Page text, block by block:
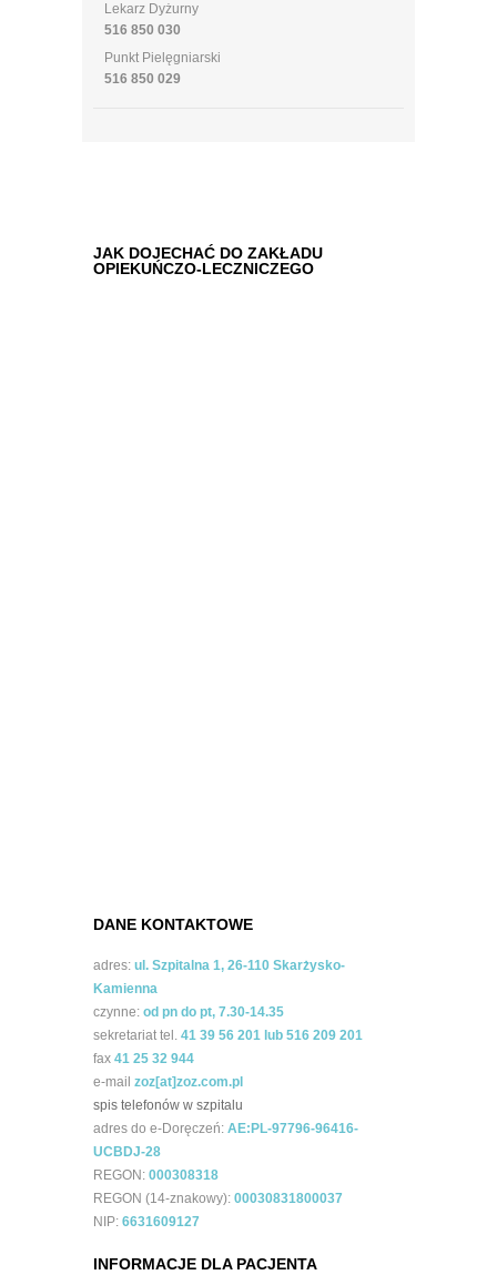
Lekarz Dyżurny
516 850 030
Punkt Pielęgniarski
516 850 029
JAK DOJECHAĆ DO ZAKŁADU
OPIEKUŃCZO-LECZNICZEGO
DANE KONTAKTOWE
adres: ul. Szpitalna 1, 26-110 Skarżysko-
Kamienna
czynne: od pn do pt, 7.30-14.35
sekretariat tel. 41 39 56 201 lub 516 209 201
fax 41 25 32 944
e-mail zoz[at]zoz.com.pl
spis telefonów w szpitalu
adres do e-Doręczeń: AE:PL-97796-96416-
UCBDJ-28
REGON: 000308318
REGON (14-znakowy): 00030831800037
NIP: 6631609127
INFORMACJE DLA PACJENTA